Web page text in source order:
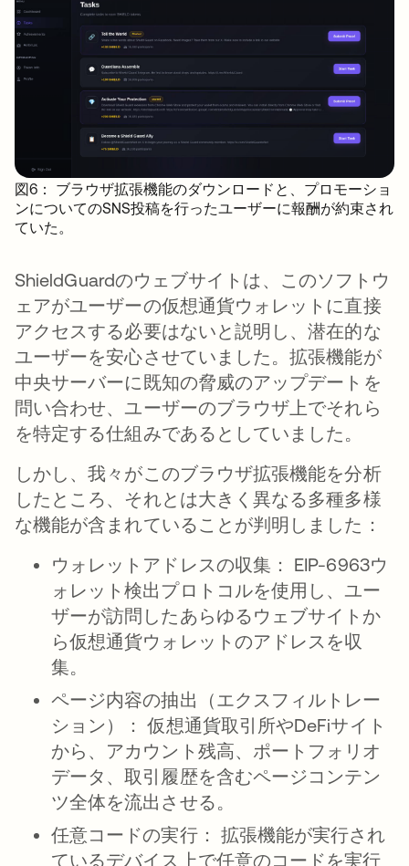
図6： ブラウザ拡張機能のダウンロードと、プロモーショ
ンについてのSNS投稿を行ったユーザーに報酬が約束され
ていた。
ShieldGuardのウェブサイトは、このソフトウ
ェアがユーザーの仮想通貨ウォレットに直接
アクセスする必要はないと説明し、潜在的な
ユーザーを安心させていました。拡張機能が
中央サーバーに既知の脅威のアップデートを
問い合わせ、ユーザーのブラウザ上でそれら
を特定する仕組みであるとしていました。
しかし、我々がこのブラウザ拡張機能を分析
したところ、それとは大きく異なる多種多様
な機能が含まれていることが判明しました：
ウォレットアドレスの収集： EIP-6963ウ
ォレット検出プロトコルを使用し、ユー
ザーが訪問したあらゆるウェブサイトか
ら仮想通貨ウォレットのアドレスを収
集。
ページ内容の抽出（エクスフィルトレー
ション）： 仮想通貨取引所やDeFiサイト
から、アカウント残高、ポートフォリオ
データ、取引履歴を含むページコンテン
ツ全体を流出させる。
任意コードの実行： 拡張機能が実行され
ているデバイス上で任意のコードを実行